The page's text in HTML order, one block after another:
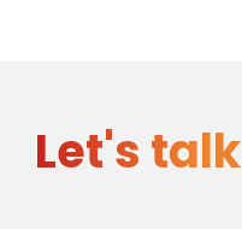
Let's talk